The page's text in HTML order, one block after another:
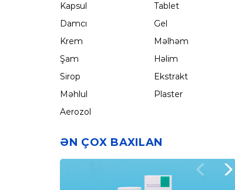
Kapsul
Tablet
Damcı
Gel
Krem
Məlhəm
Şam
Həlim
Sirop
Ekstrakt
Məhlul
Plaster
Aerozol
ƏN ÇOX BAXILAN